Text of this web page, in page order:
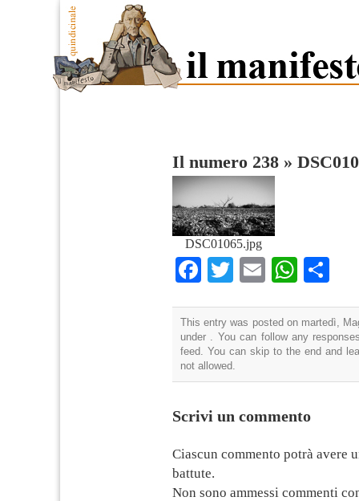
Il numero 238 »
DSC01065.jpg
Facebook
TwitterEmail
This entry was posted on martedì,
under . You can follow any
feed. You can skip to the end and
not allowed.
Scrivi un commento
Ciascun commento potrà avere
battute.
Non sono ammessi commenti